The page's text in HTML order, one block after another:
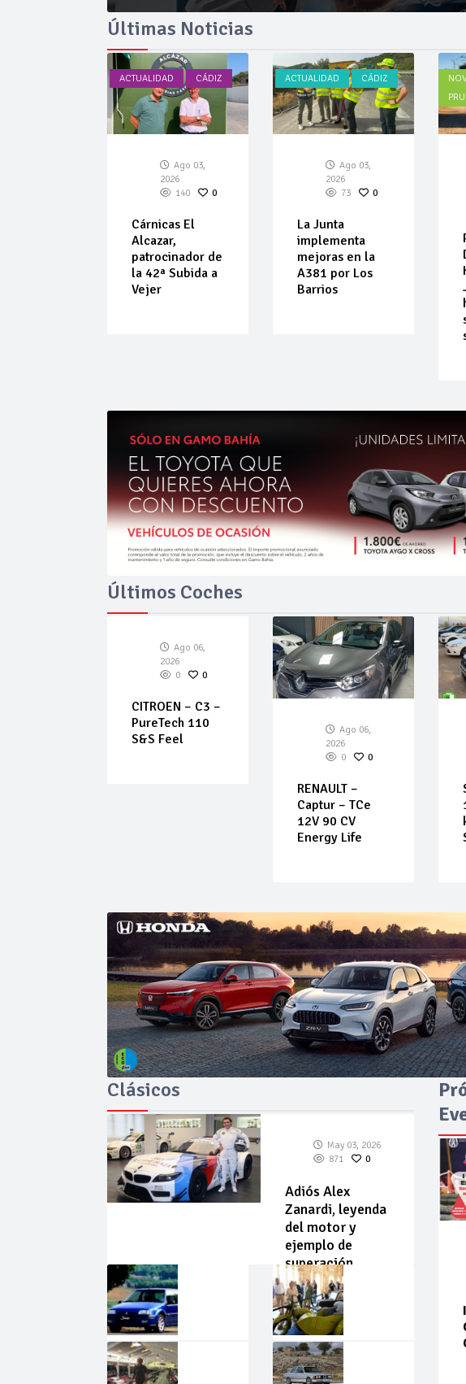
Últimas Noticias
ACTUALIDAD CÁDIZ
Ago 03,
2026
140
0
Cárnicas El
Alcazar,
patrocinador de
la 42ª Subida a
Vejer
ACTUALIDAD CÁDIZ
Ago 03,
2026
73
0
La Junta
implementa
mejoras en la
A381 por Los
Barrios
Últimos Coches
Ago 06,
2026
0
0
CITROEN – C3 –
PureTech 110
S&S Feel
Ago 06,
2026
0
0
RENAULT –
Captur – TCe
12V 90 CV
Energy Life
Clásicos
May 03, 2026
871
0
Adiós Alex
Zanardi, leyenda
del motor y
ejemplo de
superación
May
Abr